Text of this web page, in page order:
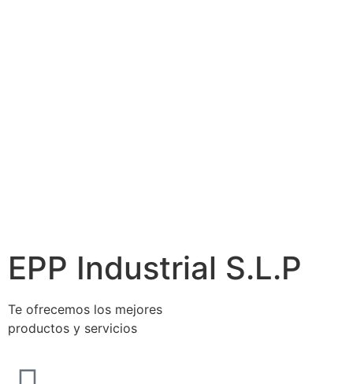
EPP Industrial S.L.P
Te ofrecemos los mejores
productos y servicios